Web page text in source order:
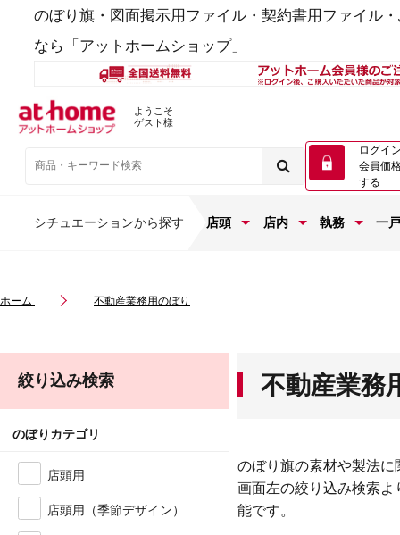
のぼり旗・図面掲示用ファイル・契約書用ファイル
なら「アットホームショップ」
ようこそ
ゲスト様
ログイ
会員価
する
シチュエーションから探す 店頭 店内 執務 一
ホーム 不動産業務用のぼり
絞り込み検索
のぼりカテゴリ
店頭用
店頭用（季節デザイン）
不動産業務
のぼり旗の素材や製法に
画面左の絞り込み検索
能です。